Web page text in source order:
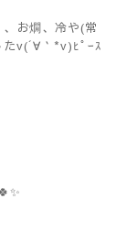
お燗、冷や(常
たv(´∀｀*v)ﾋﾟｰｽ